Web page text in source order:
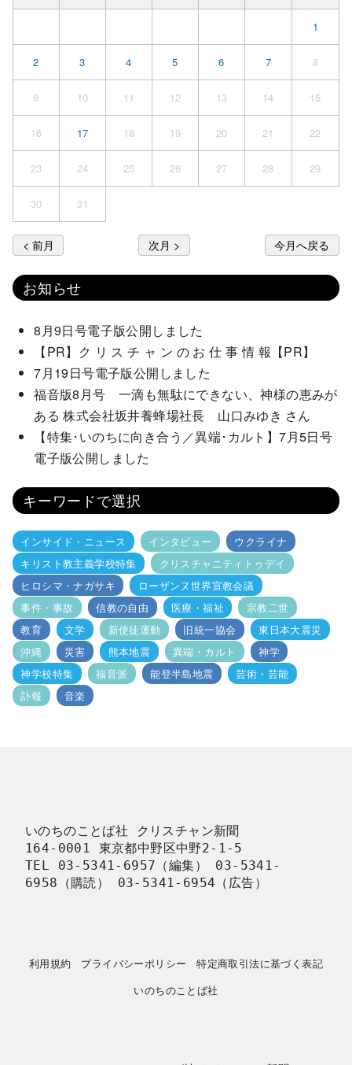
1
2 3 4 5 6 7 8
9 10 11 12 13 14 15
16 17 18 19 20 21 22
23 24 25 26 27 28 29
30 31
< 前月 次月 > 今月へ戻る
お知らせ
8月9日号電子版公開しました
【PR】ク リ ス チ ャ ン の お 仕 事 情 報【PR】
7月19日号電子版公開しました
福音版8月号 一滴も無駄にできない、神様の恵みが
ある 株式会社坂井養蜂場社長 山口みゆき さん
【特集･いのちに向き合う／異端･カルト】7月5日号
電子版公開しました
キーワードで選択
インサイド・ニュース インタビュー
ウクライナ
キリスト教主義学校特集
クリスチャニティトゥデイ
ヒロシマ・ナガサキ
ローザンヌ世界宣教会議
事件・事故
信教の自由 医療・福祉
宗教二世
教育
文学 新使徒運動 旧統一協会
東日本大震災
沖縄
災害 熊本地震 異端・カルト
神学
神学校特集
福音派 能登半島地震
芸術・芸能
訃報
音楽
いのちのことば社 クリスチャン新聞
164-0001 東京都中野区中野2-1-5
TEL 03-5341-6957（編集） 03-5341-
6958（購読） 03-5341-6954（広告）
利用規約 プライバシーポリシー
特定商取引法に基づく表記
いのちのことば社